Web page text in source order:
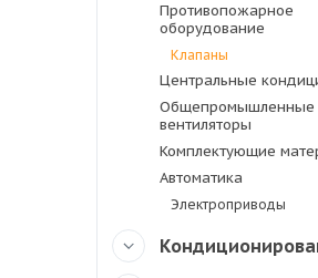
Противопожарное
оборудование
Клапаны
Центральные
Общепромышленные
вентиляторы
Комплектующие
Автоматика
Электроприводы